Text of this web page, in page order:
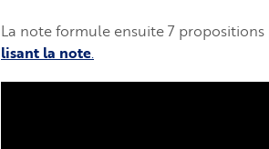
La note formule ensuite 7
lisant la note.